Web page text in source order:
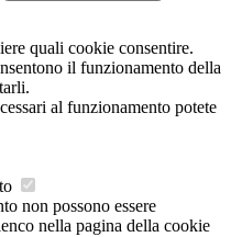
quali cookie consentire.
il funzionamento della
al funzionamento potete
non possono essere
nella pagina della cookie